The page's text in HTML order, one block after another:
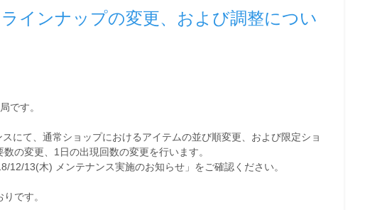
インナップの変更、および調整につい
です。
にて、通常ショップにおけるアイテムの並び順変更、および限定ショ
の変更、1日の出現回数の変更を行います。
13(木) メンテナンス実施のお知らせ」をご確認ください。
です。